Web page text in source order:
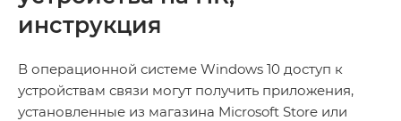
инструкция
В операционной системе Windows 10 доступ к
устройствам связи могут получить приложения,
установленные из магазина Microsoft Store или